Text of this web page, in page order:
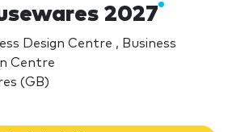
2027
Design Centre , Business
Centre
(GB)